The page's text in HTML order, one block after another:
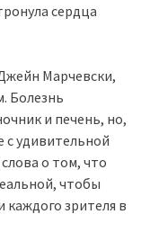
сердца
Марчевски,
Болезнь
и печень, но,
с удивительной
о том, что
чтобы
каждого зрителя в